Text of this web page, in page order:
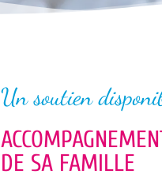
Un soutien
DE SA FAMILLE